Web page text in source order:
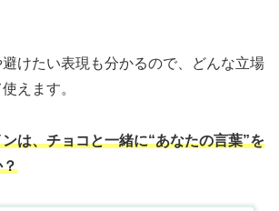
けたい表現も分かるので、どんな立場
えます。
は、チョコと一緒に“あなたの言葉”を
？